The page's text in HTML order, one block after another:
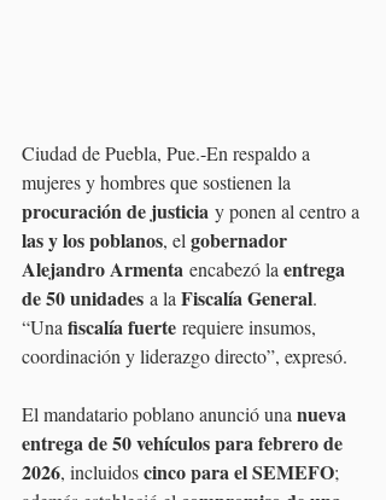
Ciudad de Puebla, Pue.-En respaldo a
mujeres y hombres que sostienen la
procuración de justicia y ponen al centro a
las y los poblanos, el gobernador
Alejandro Armenta encabezó la entrega
de 50 unidades a la Fiscalía General.
“Una fiscalía fuerte requiere insumos,
coordinación y liderazgo directo”, expresó.
El mandatario poblano anunció una nueva
entrega de 50 vehículos para febrero de
2026, incluidos cinco para el SEMEFO;